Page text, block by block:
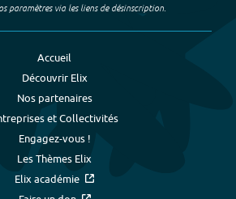
paramètres via les liens de désinscription.
Accueil
Découvrir Elix
Nos partenaires
et Collectivités
Engagez-vous !
Les Thèmes Elix
Elix académie